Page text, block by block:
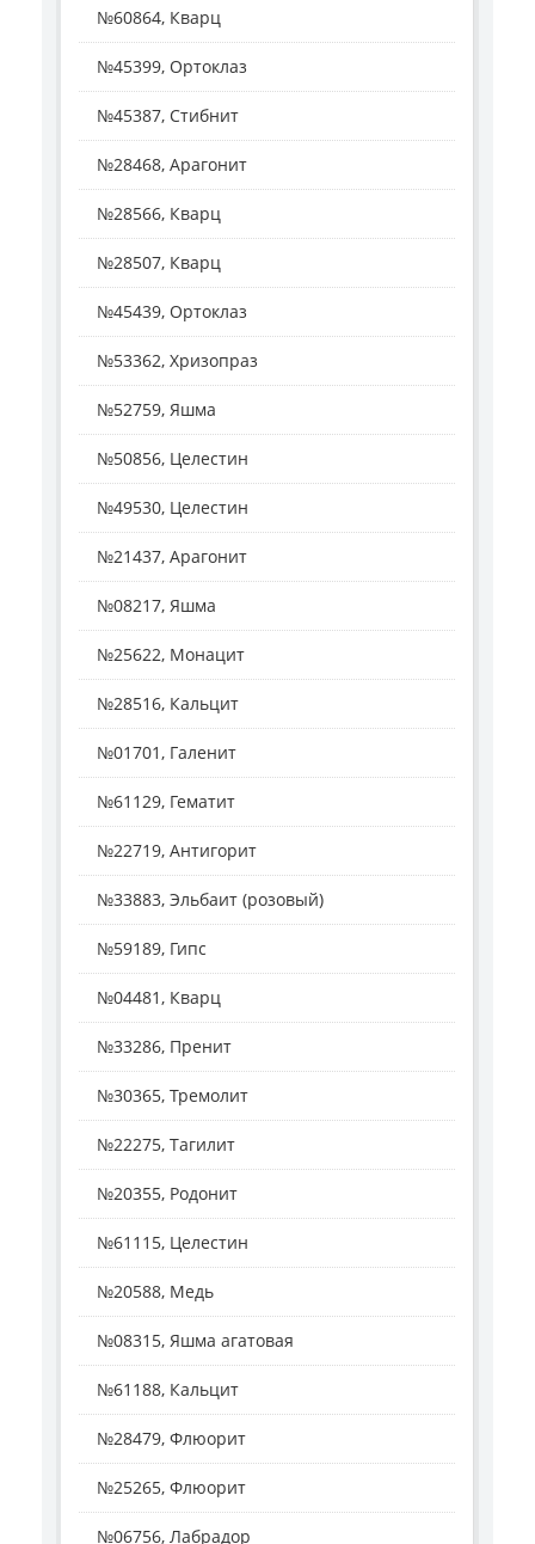
№60864, Кварц
№45399, Ортоклаз
№45387, Стибнит
№28468, Арагонит
№28566, Кварц
№28507, Кварц
№45439, Ортоклаз
№53362, Хризопраз
№52759, Яшма
№50856, Целестин
№49530, Целестин
№21437, Арагонит
№08217, Яшма
№25622, Монацит
№28516, Кальцит
№01701, Галенит
№61129, Гематит
№22719, Антигорит
№33883, Эльбаит (розовый)
№59189, Гипс
№04481, Кварц
№33286, Пренит
№30365, Тремолит
№22275, Тагилит
№20355, Родонит
№61115, Целестин
№20588, Медь
№08315, Яшма агатовая
№61188, Кальцит
№28479, Флюорит
№25265, Флюорит
№06756, Лабрадор